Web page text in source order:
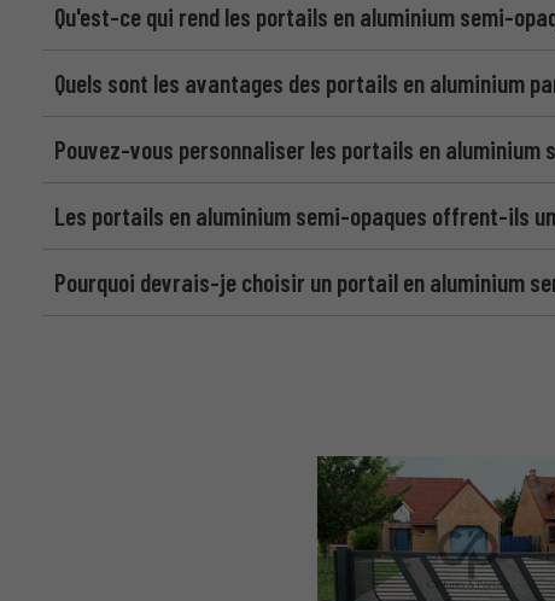
Qu'est-ce qui rend les portails en aluminium semi-
Quels sont les avantages des portails en aluminium
Pouvez-vous personnaliser les portails en aluminium
Les portails en aluminium semi-opaques offrent-ils
Pourquoi devrais-je choisir un portail en aluminium